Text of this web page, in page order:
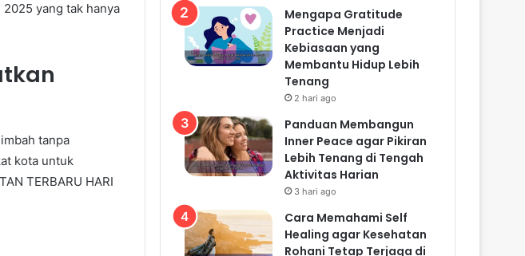
2025 yang tak hanya
tanpa
kota untuk
TERBARU HARI
Mengapa Gratitude
Practice Menjadi
Kebiasaan yang
Membantu Hidup Lebih
Tenang
2 hari ago
Panduan Membangun
Inner Peace agar Pikiran
Lebih Tenang di Tengah
Aktivitas Harian
3 hari ago
Cara Memahami Self
Healing agar Kesehatan
Rohani Tetap Terjaga di